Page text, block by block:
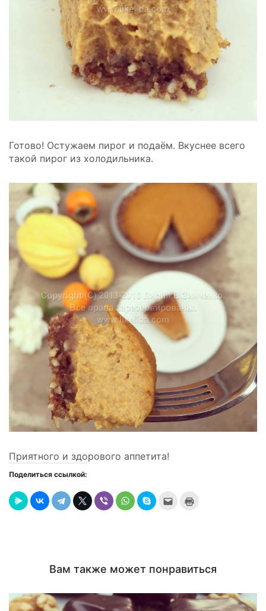
Готово! Остужаем пирог и подаём. Вкуснее всего
такой пирог из холодильника.
Приятного и здорового аппетита!
Поделиться ссылкой:
Послать
Вам также может понравиться